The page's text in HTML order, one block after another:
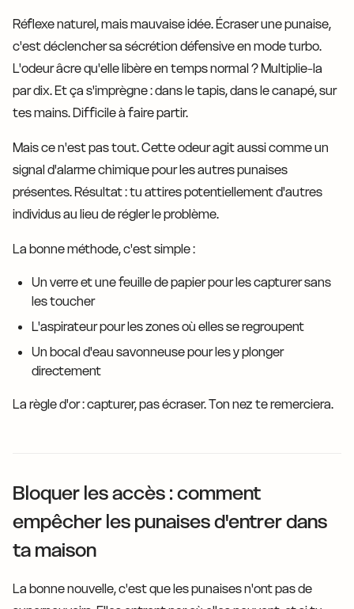
Réflexe naturel, mais mauvaise idée. Écraser une punaise,
c'est déclencher sa sécrétion défensive en mode turbo.
L'odeur âcre qu'elle libère en temps normal ? Multiplie-la
par dix. Et ça s'imprègne : dans le tapis, dans le canapé, sur
tes mains. Difficile à faire partir.
Mais ce n'est pas tout. Cette odeur agit aussi comme un
signal d'alarme chimique pour les autres punaises
présentes. Résultat : tu attires potentiellement d'autres
individus au lieu de régler le problème.
La bonne méthode, c'est simple :
Un verre et une feuille de papier pour les capturer sans
les toucher
L'aspirateur pour les zones où elles se regroupent
Un bocal d'eau savonneuse pour les y plonger
directement
La règle d'or : capturer, pas écraser. Ton nez te remerciera.
Bloquer les accès : comment
empêcher les punaises d'entrer dans
ta maison
La bonne nouvelle, c'est que les punaises n'ont pas de